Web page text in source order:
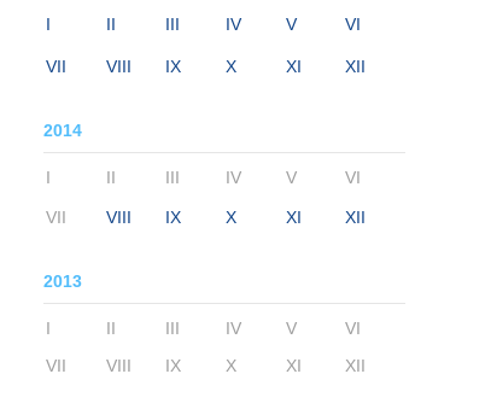
I II III IV V VI
VII VIII IX X XI XII
2014
I II III IV V VI
VII VIII IX X XI XII
2013
I II III IV V
VI
VII
VIII IX X XI XII